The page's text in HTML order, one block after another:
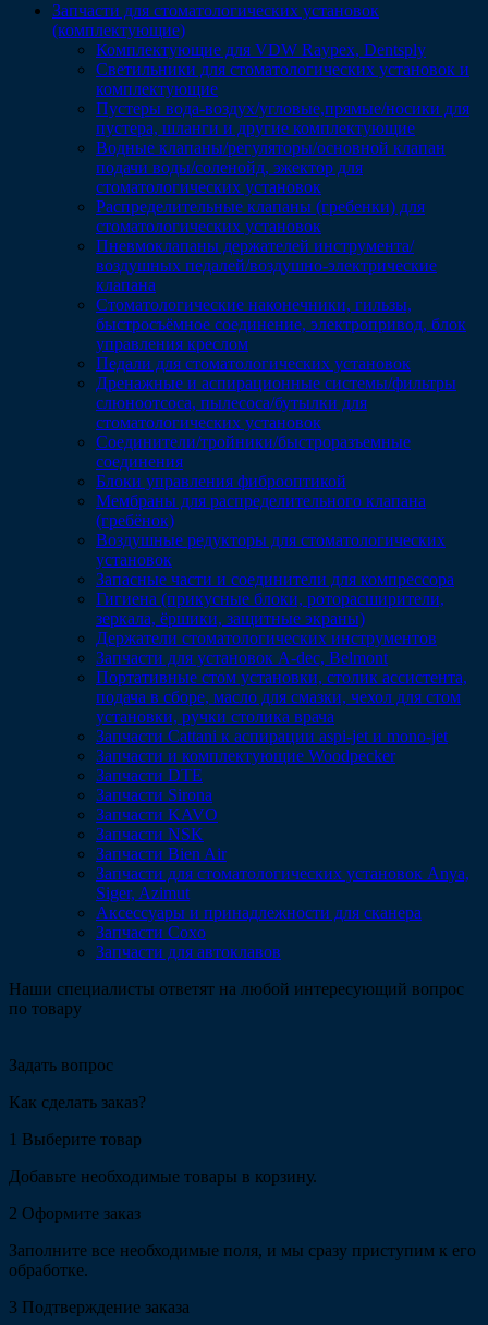
Запчасти для стоматологических установок
(комплектующие)
Комплектующие для VDW Raypex, Dentsply
Светильники для стоматологических установок и
комплектующие
Пустеры вода-воздух/угловые,прямые/носики для
пустера, шланги и другие комплектующие
Водные клапаны/регуляторы/основной клапан
подачи воды/соленойд, эжектор для
стоматологических установок
Распределительные клапаны (гребенки) для
стоматологических установок
Пневмоклапаны держателей инструмента/
воздушных педалей/воздушно-электрические
клапана
Стоматологические наконечники, гильзы,
быстросъёмное соединение, электропривод, блок
управления креслом
Педали для стоматологических установок
Дренажные и аспирационные системы/фильтры
слюноотсоса, пылесоса/бутылки для
стоматологических установок
Соединители/тройники/быстроразъемные
соединения
Блоки управления фиброоптикой
Мембраны для распределительного клапана
(гребёнок)
Воздушные редукторы для стоматологических
установок
Запасные части и соединители для компрессора
Гигиена (прикусные блоки, роторасширители,
зеркала, ёршики, защитные экраны)
Держатели стоматологических инструментов
Запчасти для установок A-dec, Belmont
Портативные стом установки, столик ассистента,
подача в сборе, масло для смазки, чехол для стом
установки, ручки столика врача
Запчасти Cattani к аспирации aspi-jet и mono-jet
Запчасти и комплектующие Woodpecker
Запчасти DTE
Запчасти Sirona
Запчасти KAVO
Запчасти NSK
Запчасти Bien Air
Запчасти для стоматологических установок Anya,
Siger, Azimut
Аксессуары и принадлежности для сканера
Запчасти Coxo
Запчасти для автоклавов
Наши специалисты ответят на любой интересующий вопрос
по товару
Задать вопрос
Как сделать заказ?
1 Выберите товар
Добавьте необходимые товары в корзину.
2 Оформите заказ
Заполните все необходимые поля, и мы сразу приступим к его
обработке.
3 Подтверждение заказа